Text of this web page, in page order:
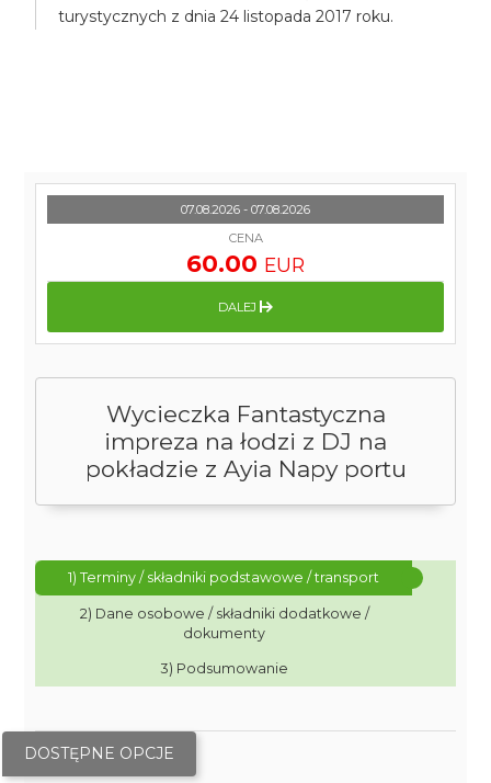
turystycznych z dnia 24 listopada 2017 roku.
Wycieczka Fantastyczna
impreza na łodzi z DJ na
pokładzie z Ayia Napy portu
1) Terminy / składniki podstawowe / transport
2) Dane osobowe / składniki dodatkowe /
dokumenty
3) Podsumowanie
DOSTĘPNE OPCJE
07.08.2026 - 07.08.2026
CENA
60.00 EUR
DALEJ